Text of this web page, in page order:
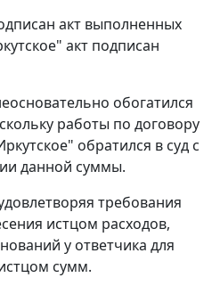
акт выполненных
акт подписан
обогатился
работы по договору
обратился в суд с
данной суммы.
требования
истцом расходов,
у ответчика для
сумм.